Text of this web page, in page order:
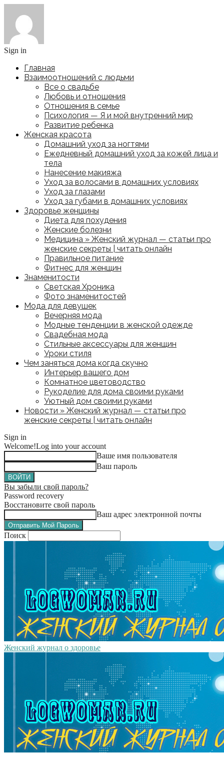
Sign in
Главная
Взаимоотношений с людьми
Все о свадьбе
Любовь и отношения
Отношения в семье
Психология — Я и мой внутренний мир
Развитие ребенка
Женская красота
Домашний уход за ногтями
Ежедневный домашний уход за кожей лица и
тела
Нанесение макияжа
Уход за волосами в домашних условиях
Уход за глазами
Уход за губами в домашних условиях
Здоровье женщины
Диета для похудения
Женские болезни
Медицина » Женский журнал — статьи про
женские секреты | читать онлайн
Правильное питание
Фитнес для женщин
Знаменитости
Светская Хроника
Фото знаменитостей
Мода для девушек
Вечерняя мода
Модные тенденции в женской одежде
Свадебная мода
Стильные аксессуары для женщин
Уроки стиля
Чем заняться дома когда скучно
Интерьер вашего дом
Комнатное цветоводство
Рукоделие для дома своими руками
Уютный дом своими руками
Новости » Женский журнал — статьи про
женские секреты | читать онлайн
Sign in
Welcome!Log into your account
Ваше имя пользователя
Ваш пароль
Вы забыли свой пароль?
Password recovery
Восстановите свой пароль
Ваш адрес электронной почты
Поиск
Женский журнал о здоровье